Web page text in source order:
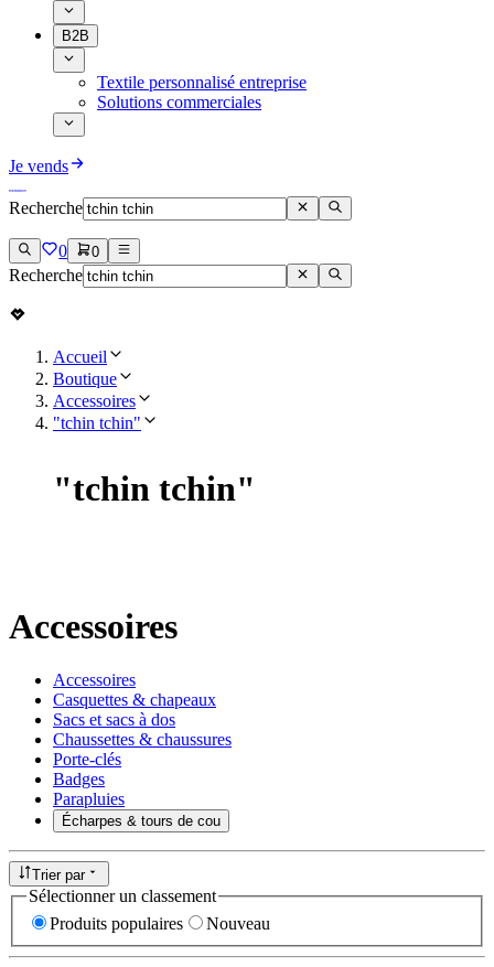
B2B
Textile personnalisé entreprise
Solutions commerciales
Je vends
Recherche
0 0
Recherche
Accueil
Boutique
Accessoires
"tchin tchin"
"tchin tchin"
Accessoires
Accessoires
Casquettes & chapeaux
Sacs et sacs à dos
Chaussettes & chaussures
Porte-clés
Badges
Parapluies
Écharpes & tours de cou
Trier par
Sélectionner un classement
Produits populaires
Nouveau